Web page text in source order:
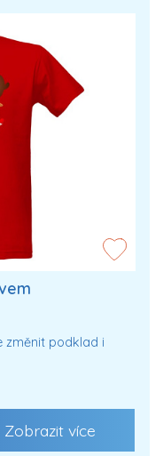
změnit podklad i
Zobrazit více